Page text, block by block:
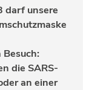
darf unsere
die SARS-
an einer